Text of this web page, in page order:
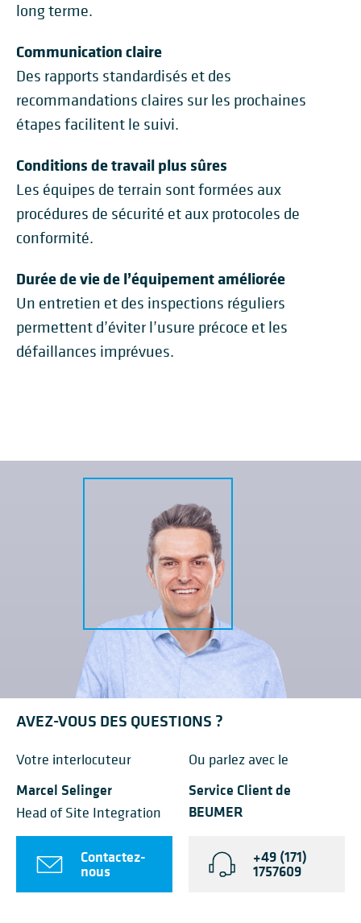
long terme.
Communication claire
Des rapports standardisés et des
recommandations claires sur les prochaines
étapes facilitent le suivi.
Conditions de travail plus sûres
Les équipes de terrain sont formées aux
procédures de sécurité et aux protocoles de
conformité.
Durée de vie de l’équipement améliorée
Un entretien et des inspections réguliers
permettent d’éviter l’usure précoce et les
défaillances imprévues.
AVEZ-VOUS DES QUESTIONS ?
Votre interlocuteur
Marcel Selinger
Head of Site Integration
Contactez-
nous
Ou parlez avec le
Service Client de
BEUMER
+49 (171)
1757609